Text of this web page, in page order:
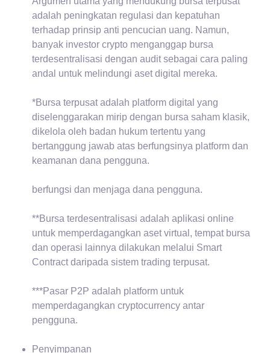
adalah peningkatan regulasi dan kepatuhan
terhadap prinsip anti pencucian uang. Namun,
banyak investor crypto menganggap bursa
terdesentralisasi dengan audit sebagai cara paling
andal untuk melindungi aset digital mereka.
*Bursa terpusat adalah platform digital yang
diselenggarakan mirip dengan bursa saham klasik,
dikelola oleh badan hukum tertentu yang
bertanggung jawab atas berfungsinya platform dan
keamanan dana pengguna.
berfungsi dan menjaga dana pengguna.
**Bursa terdesentralisasi adalah aplikasi online
untuk memperdagangkan aset virtual, tempat bursa
dan operasi lainnya dilakukan melalui Smart
Contract daripada sistem trading terpusat.
***Pasar P2P adalah platform untuk
memperdagangkan cryptocurrency antar
pengguna.
Penyimpanan